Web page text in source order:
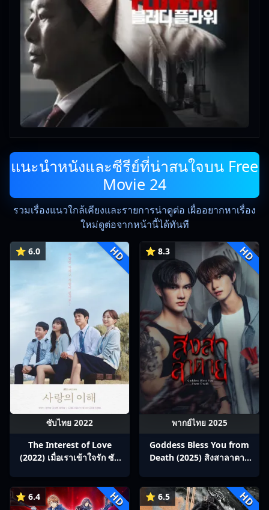
แนะนำหนังและซีรีย์ที่น่าสนใจบน Free
Movie 24
รวมเรื่องแนวใกล้เคียงและรายการน่าดูต่อ เผื่ออยากหาเรื่อง
ใหม่ดูต่อจากหน้านี้ได้ทันที
⭐ 6.0 HD
ซับไทย 2022
The Interest of Love
(2022) เมื่อเราเข้าใจรัก ซับ
⭐ 8.3 HD
พากย์ไทย 2025
Goddess Bless You from
Death (2025) สิงสาลาตาย
⭐ 6.4 HD ⭐ 6.5 HD